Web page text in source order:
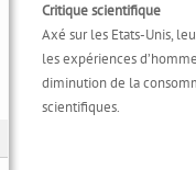
Critique scientifique
Axé sur les Etats-Unis,
les expériences
diminution de la
scientifiques.